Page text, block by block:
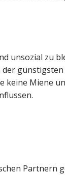
unsozial zu
Miene
Partnern